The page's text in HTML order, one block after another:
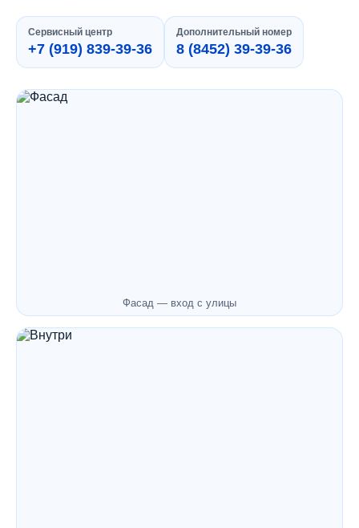
Сервисный центр
+7 (919) 839-39-36
Дополнительный номер
8 (8452) 39-39-36
Фасад — вход с улицы